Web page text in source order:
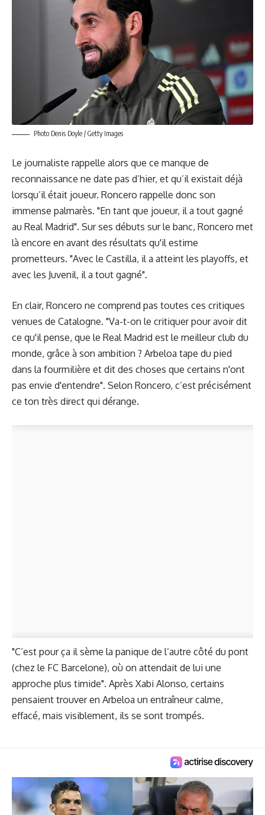
Photo Denis Doyle / Getty Images
Le journaliste rappelle alors que ce manque de
reconnaissance ne date pas d’hier, et qu’il existait déjà
lorsqu’il était joueur. Roncero rappelle donc son
immense palmarès. "En tant que joueur, il a tout gagné
au Real Madrid". Sur ses débuts sur le banc, Roncero met
là encore en avant des résultats qu'il estime
prometteurs. "Avec le Castilla, il a atteint les playoffs, et
avec les Juvenil, il a tout gagné".
En clair, Roncero ne comprend pas toutes ces critiques
venues de Catalogne. "Va-t-on le critiquer pour avoir dit
ce qu'il pense, que le Real Madrid est le meilleur club du
monde, grâce à son ambition ? Arbeloa tape du pied
dans la fourmilière et dit des choses que certains n'ont
pas envie d'entendre". Selon Roncero, c’est précisément
ce ton très direct qui dérange.
"C’est pour ça il sème la panique de l’autre côté du pont
(chez le FC Barcelone), où on attendait de lui une
approche plus timide". Après Xabi Alonso, certains
pensaient trouver en Arbeloa un entraîneur calme,
effacé, mais visiblement, ils se sont trompés.